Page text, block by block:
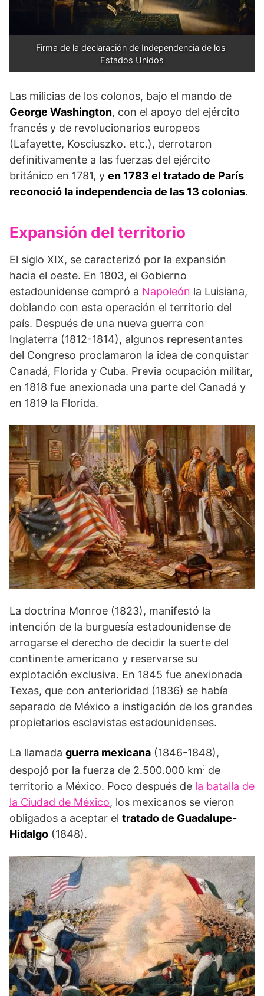
Firma de la declaración de Independencia de los
Estados Unidos
Las milicias de los colonos, bajo el mando de
George Washington, con el apoyo del ejército
francés y de revolucionarios europeos
(Lafayette, Kosciuszko. etc.), derrotaron
definitivamente a las fuerzas del ejército
británico en 1781, y en 1783 el tratado de París
reconoció la independencia de las 13 colonias.
Expansión del territorio
El siglo XIX, se caracterizó por la expansión
hacia el oeste. En 1803, el Gobierno
estadounidense compró a Napoleón la Luisiana,
doblando con esta operación el territorio del
país. Después de una nueva guerra con
Inglaterra (1812-1814), algunos representantes
del Congreso proclamaron la idea de conquistar
Canadá, Florida y Cuba. Previa ocupación militar,
en 1818 fue anexionada una parte del Canadá y
en 1819 la Florida.
La doctrina Monroe (1823), manifestó la
intención de la burguesía estadounidense de
arrogarse el derecho de decidir la suerte del
continente americano y reservarse su
explotación exclusiva. En 1845 fue anexionada
Texas, que con anterioridad (1836) se había
separado de México a instigación de los grandes
propietarios esclavistas estadounidenses.
La llamada guerra mexicana (1846-1848),
despojó por la fuerza de 2.500.000 km: de
territorio a México. Poco después de la batalla de
la Ciudad de México, los mexicanos se vieron
obligados a aceptar el tratado de Guadalupe-
Hidalgo (1848).